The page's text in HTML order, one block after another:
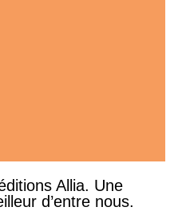
Allia. Une
d’entre nous.